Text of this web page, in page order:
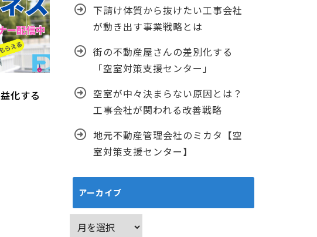
化する
下請け体質から抜けたい工事会社
が動き出す事業戦略とは
街の不動産屋さんの差別化する
「空室対策支援センター」
空室が中々決まらない原因とは？
工事会社が関われる改善戦略
地元不動産管理会社のミカタ【空
室対策支援センター】
アーカイブ